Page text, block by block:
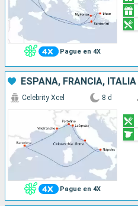
Pague en 4X
ESPAÑA, FRANCIA, ITALIA
Pague en 4X
Celebrity Xcel 8 d